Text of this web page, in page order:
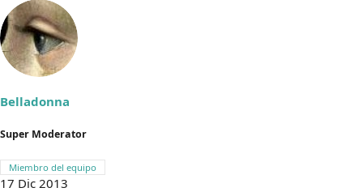
Belladonna
Super Moderator
Miembro del equipo
17 Dic 2013